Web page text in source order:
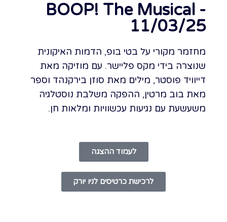
BOOP! The Musical -
11/03/25
מחזמר מקורי על בטי בופ, הדמות האיקונית
שנוצרה בידי מקס פליישר. עם מוזיקה מאת
דייוויד פוסטר, מילים מאת סוזן בירקנהד וספר
מאת בוב מרטין, ההפקה משלבת נוסטלגיה
משעשעת עם נגיעות עכשוויות ומלאות חן.
לעמוד ההצגה
לרכישת כרטיסים לניו יורק